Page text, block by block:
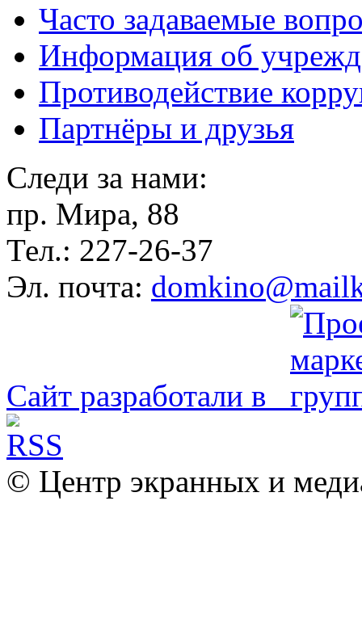
Часто задаваемые
Информация об
Противодействие
Партнёры и друзья
Следи за нами:
пр. Мира, 88
Тел.: 227-26-37
Эл. почта:
Сайт разработали в
© Центр экранных и